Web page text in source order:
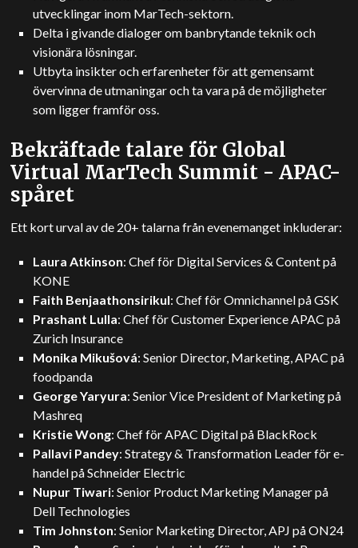
utvecklingar inom MarTech-sektorn.
Delta i givande dialoger om banbrytande teknik och
visionära lösningar.
Utbyta insikter och erfarenheter för att gemensamt
övervinna de utmaningar och ta vara på de möjligheter
som ligger framför oss.
Bekräftade talare för Global
Virtual MarTech Summit - APAC-
spåret
Ett kort urval av de 20+ talarna från evenemanget inkluderar:
Laura Atkinson: Chef för Digital Services & Content på
KONE
Faith Benjaathonsirikul: Chef för Omnichannel på GSK
Prashant Lulla: Chef för Customer Experience APAC på
Zurich Insurance
Monika Mikušová: Senior Director, Marketing, APAC på
foodpanda
George Yaryura: Senior Vice President of Marketing på
Mashreq
Kristie Wong: Chef för APAC Digital på BlackRock
Pallavi Pandey: Strategy & Transformation Leader för e-
handel på Schneider Electric
Nupur Tiwari: Senior Product Marketing Manager på
Dell Technologies
Tim Johnston: Senior Marketing Director, APJ på ON24